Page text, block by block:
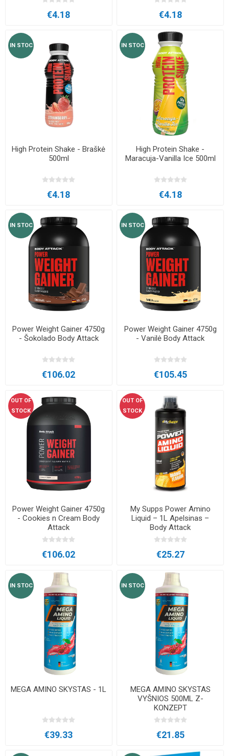
€4.18 €4.18
IN STOC
High Protein Shake - Braškė
500ml
€4.18
IN STOC
High Protein Shake -
Maracuja-Vanilla Ice 500ml
€4.18
IN STOC
Power Weight Gainer 4750g
- Šokolado Body Attack
€106.02
IN STOC
Power Weight Gainer 4750g
- Vanilė Body Attack
€105.45
OUT OF
STOCK
Power Weight Gainer 4750g
- Cookies n Cream Body
Attack
€106.02
OUT OF
STOCK
My Supps Power Amino
Liquid – 1L Apelsinas –
Body Attack
€25.27
IN STOC
MEGA AMINO SKYSTAS - 1L
€39.33
IN STOC
MEGA AMINO SKYSTAS
VYŠNIOS 500ML Z-
KONZEPT
€21.85